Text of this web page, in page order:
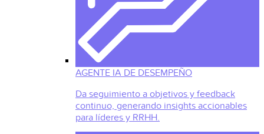
AGENTE IA DE DESEMPEÑO
Da seguimiento a objetivos y feedback
continuo, generando insights accionables
para líderes y RRHH.